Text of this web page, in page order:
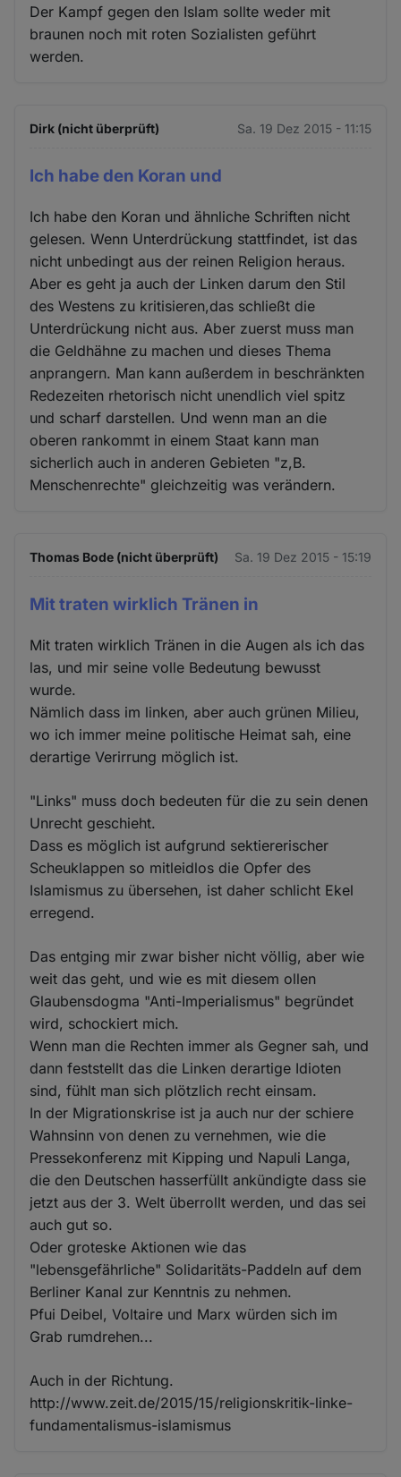
Der Kampf gegen den Islam sollte weder mit
braunen noch mit roten Sozialisten geführt
werden.
Dirk (nicht überprüft) Sa. 19 Dez 2015 - 11:15
Ich habe den Koran und
Ich habe den Koran und ähnliche Schriften nicht
gelesen. Wenn Unterdrückung stattfindet, ist das
nicht unbedingt aus der reinen Religion heraus.
Aber es geht ja auch der Linken darum den Stil
des Westens zu kritisieren,das schließt die
Unterdrückung nicht aus. Aber zuerst muss man
die Geldhähne zu machen und dieses Thema
anprangern. Man kann außerdem in beschränkten
Redezeiten rhetorisch nicht unendlich viel spitz
und scharf darstellen. Und wenn man an die
oberen rankommt in einem Staat kann man
sicherlich auch in anderen Gebieten "z,B.
Menschenrechte" gleichzeitig was verändern.
Thomas Bode (nicht überprüft) Sa. 19 Dez 2015 - 15:19
Mit traten wirklich Tränen in
Mit traten wirklich Tränen in die Augen als ich das
las, und mir seine volle Bedeutung bewusst
wurde.
Nämlich dass im linken, aber auch grünen Milieu,
wo ich immer meine politische Heimat sah, eine
derartige Verirrung möglich ist.
"Links" muss doch bedeuten für die zu sein denen
Unrecht geschieht.
Dass es möglich ist aufgrund sektiererischer
Scheuklappen so mitleidlos die Opfer des
Islamismus zu übersehen, ist daher schlicht Ekel
erregend.
Das entging mir zwar bisher nicht völlig, aber wie
weit das geht, und wie es mit diesem ollen
Glaubensdogma "Anti-Imperialismus" begründet
wird, schockiert mich.
Wenn man die Rechten immer als Gegner sah, und
dann feststellt das die Linken derartige Idioten
sind, fühlt man sich plötzlich recht einsam.
In der Migrationskrise ist ja auch nur der schiere
Wahnsinn von denen zu vernehmen, wie die
Pressekonferenz mit Kipping und Napuli Langa,
die den Deutschen hasserfüllt ankündigte dass sie
jetzt aus der 3. Welt überrollt werden, und das sei
auch gut so.
Oder groteske Aktionen wie das
"lebensgefährliche" Solidaritäts-Paddeln auf dem
Berliner Kanal zur Kenntnis zu nehmen.
Pfui Deibel, Voltaire und Marx würden sich im
Grab rumdrehen...
Auch in der Richtung.
http://www.zeit.de/2015/15/religionskritik-linke-
fundamentalismus-islamismus